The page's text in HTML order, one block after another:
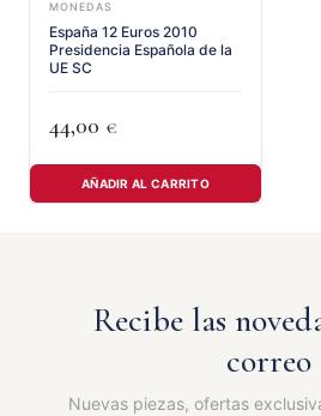
MONEDAS
España 12 Euros 2010
Presidencia Española de la
UE SC
44,00 €
AÑADIR AL CARRITO
Recibe las
correo
Nuevas piezas, ofertas